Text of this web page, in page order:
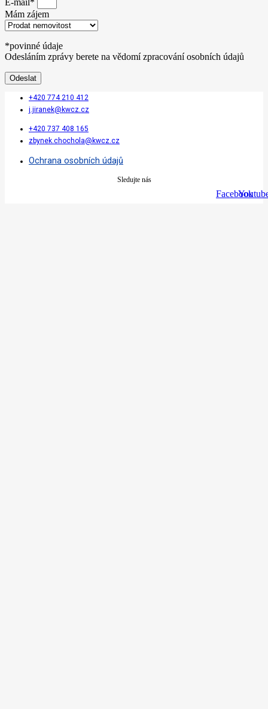
Mám zájem
*povinné údaje
Odesláním zprávy berete na vědomí zpracování osobních údajů
Odeslat
+420 774 210 412
j.jiranek@kwcz.cz
+420 737 408 165
zbynek.chochola@kwcz.cz
Ochrana osobních údajů
Sledujte nás
Facebook